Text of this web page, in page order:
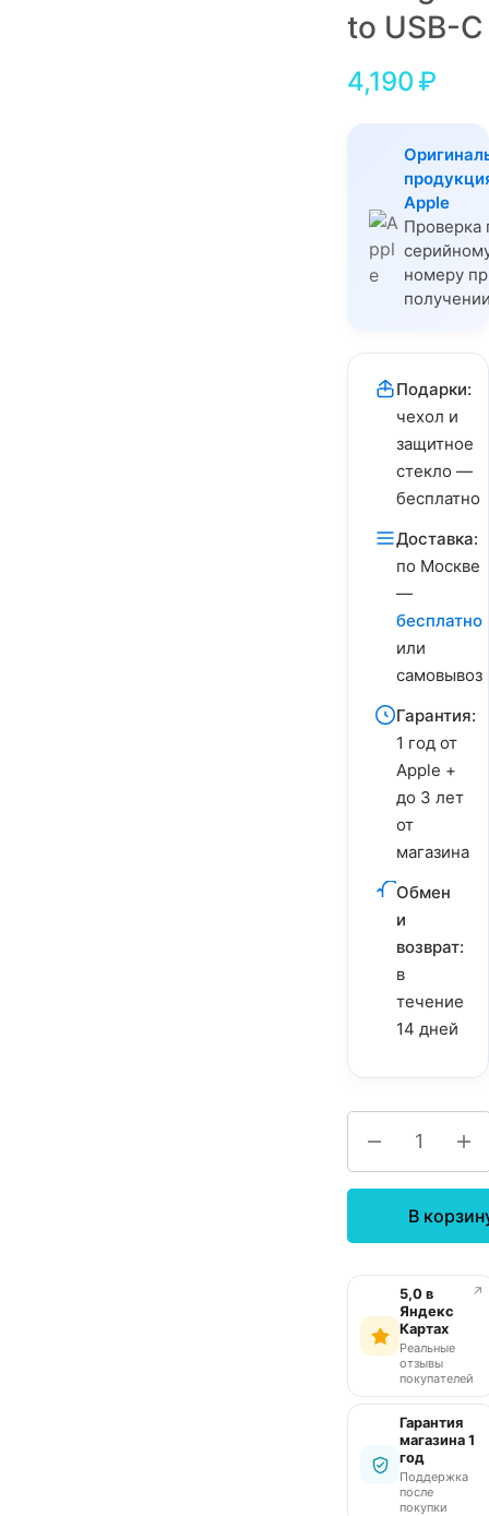
to USB-C
4,190₽
Apple
Проверка
номеру
Подарки:
чехол и
защитное
стекло —
бесплатно
Доставка:
по Москве
—
бесплатно
или
самовывоз
Гарантия:
1 год от
Apple +
до 3 лет
от
магазина
Обмен
и
возврат:
в
течение
14 дней
В
5,0 в
Яндекс
Картах
Реальные
отзывы
покупателей
↗
Гарантия
магазина 1
год
Поддержка
после
покупки